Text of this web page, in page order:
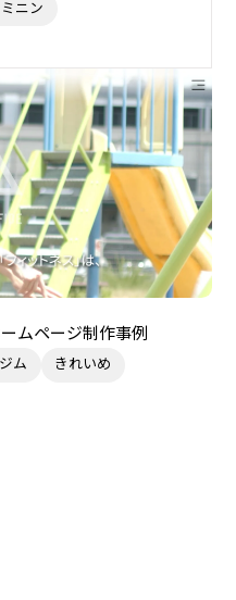
ニン
ムページ制作事例
ム きれいめ